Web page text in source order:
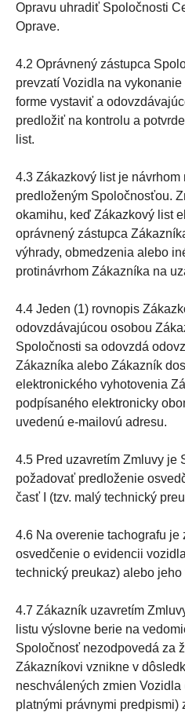
Opravu uhradiť Spoločnosti
Oprave.
4.2 Oprávnený zástupca
prevzatí Vozidla na
forme vystaviť a
predložiť na kontrolu a
list.
4.3 Zákazkový list je
predloženým Spoločnosťou.
okamihu, keď Zákazkový list
oprávnený zástupca
výhrady, obmedzenia alebo
protinávrhom Zákazníka na
4.4 Jeden (1) rovnopis
odovzdávajúcou osobou
Spoločnosti sa odovzdá
Zákazníka alebo Zákazník
elektronického vyhotovenia
podpísaného elektronicky
uvedenú e-mailovú adresu.
4.5 Pred uzavretím Zmluvy je
požadovať predloženie
časť I (tzv. malý technický
4.6 Na overenie tachografu
osvedčenie o evidencii
technický preukaz) alebo jeho
4.7 Zákazník uzavretím
listu výslovne berie na
Spoločnosť nezodpovedá za
Zákazníkovi vznikne v
neschválených zmien
platnými právnymi predpismi)